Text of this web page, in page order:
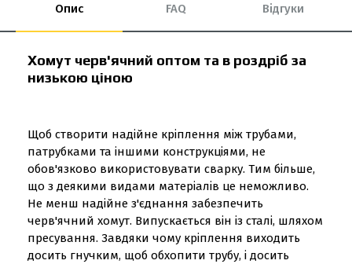
Опис FAQ Відгуки
Хомут черв'ячний оптом та в роздріб за
низькою ціною
Щоб створити надійне кріплення між трубами,
патрубками та іншими конструкціями, не
обов'язково використовувати сварку. Тим більше,
що з деякими видами матеріалів це неможливо.
Не менш надійне з'єднання забезпечить
черв'ячний хомут. Випускається він із сталі, шляхом
пресування. Завдяки чому кріплення виходить
досить гнучким, щоб обхопити трубу, і досить